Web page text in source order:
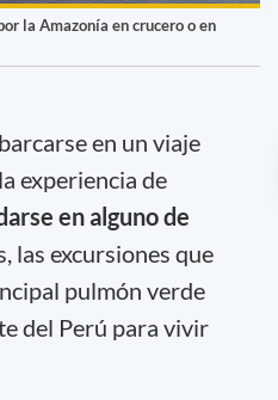
la Amazonía en crucero o en
en un viaje
experiencia de
en alguno de
las excursiones que
pulmón verde
del Perú para vivir